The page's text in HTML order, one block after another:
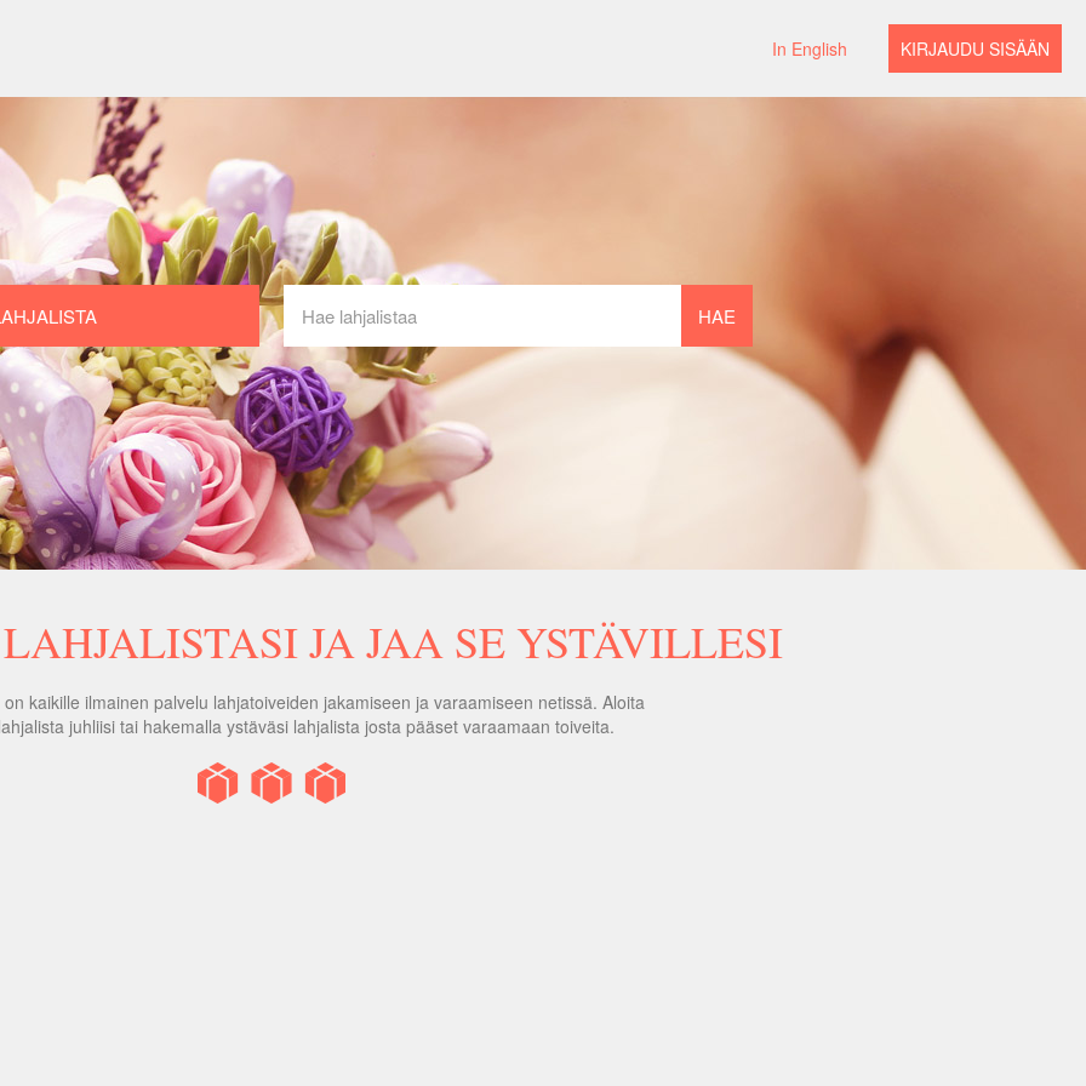
In English KIRJAUDU SISÄÄN
HAE
JA JAA SE YSTÄVILLESI
kaikille ilmainen palvelu lahjatoiveiden jakamiseen ja varaamiseen netissä. Aloita
juhliisi tai hakemalla ystäväsi lahjalista josta pääset varaamaan toiveita.